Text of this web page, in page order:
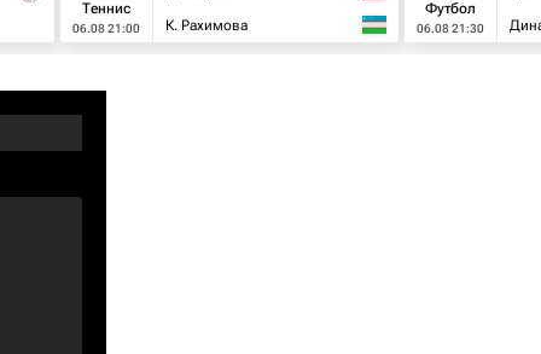
Теннис
06.08 21:00
К. Рахимова
Футбол
06.08 21:30